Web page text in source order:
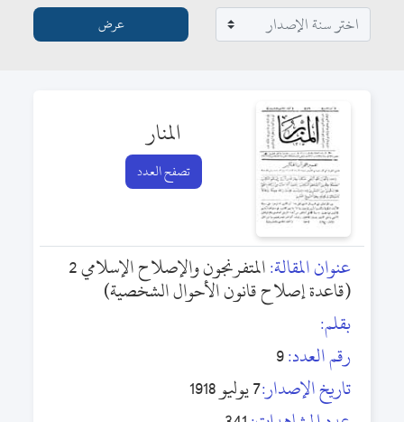
المنار
تصفح العدد
عنوان المقالة: المتفرنجون والإصلاح الإسلامي 2
(قاعدة إصلاح قانون الأحوال الشخصية)
بقلم:
رقم العدد:9
تاريخ الإصدار:7 يوليو 1918